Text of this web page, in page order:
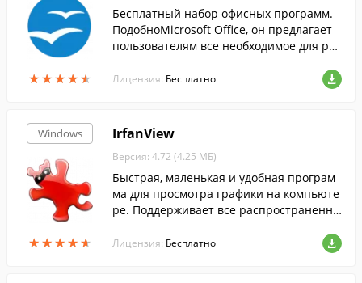
★★★★★
★★★★★
Бесплатный набор офисных программ.
ПодобноMicrosoft Office, он предлагает
пользователям все необходимое для раб
Лицензия: Бесплатно
Windows
★★★★★
★★★★★
IrfanView
Версия: 4.72 (4.25 МБ)
Быстрая, маленькая и удобная програм
ма для просмотра графики на компьюте
ре. Поддерживает все распространенны
Лицензия: Бесплатно